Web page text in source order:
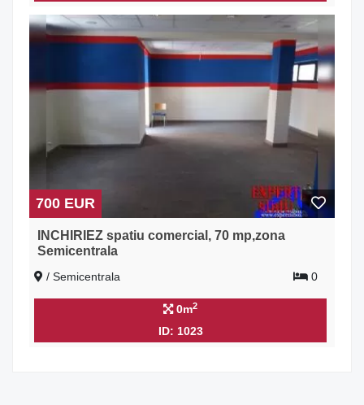
700 EUR
INCHIRIEZ spatiu comercial, 70 mp,zona
Semicentrala
/ Semicentrala 0
0m2
ID: 1023